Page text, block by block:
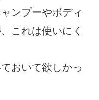
ンプーやボディ
これは使いにく
おいて欲しかっ